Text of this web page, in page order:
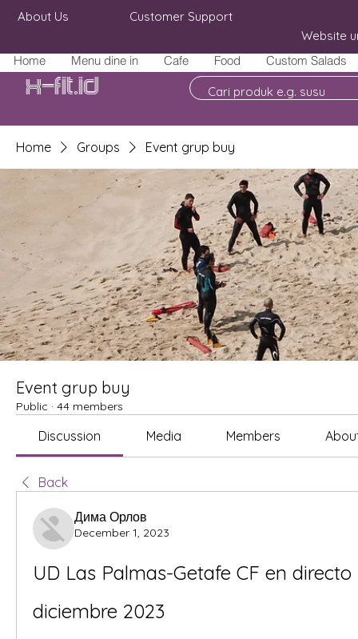
Home Menu dine in Cafe Food Custom Salads
About Us
Customer Support
Website
X-fit.id
Home Groups Event grup buy
Event grup buy
Public · 44 members
Discussion Media Members
Back
Дима Орлов
December 1, 2023
UD Las Palmas-Getafe CF en directo
diciembre 2023